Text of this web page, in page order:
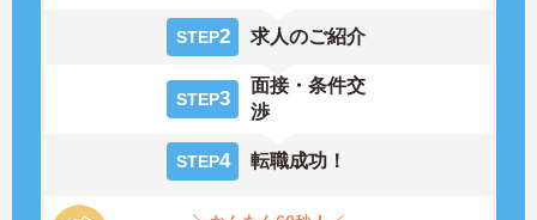
STEP2 求人のご紹介
STEP3
面接・条件交
渉
STEP4 転職成功！